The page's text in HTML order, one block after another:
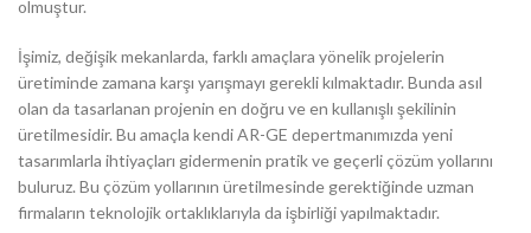
olmuştur.
İşimiz, değişik mekanlarda, farklı amaçlara yönelik projelerin
üretiminde zamana karşı yarışmayı gerekli kılmaktadır. Bunda asıl
olan da tasarlanan projenin en doğru ve en kullanışlı şekilinin
üretilmesidir. Bu amaçla kendi AR-GE depertmanımızda yeni
tasarımlarla ihtiyaçları gidermenin pratik ve geçerli çözüm yollarını
buluruz. Bu çözüm yollarının üretilmesinde gerektiğinde uzman
firmaların teknolojik ortaklıklarıyla da işbirliği yapılmaktadır.